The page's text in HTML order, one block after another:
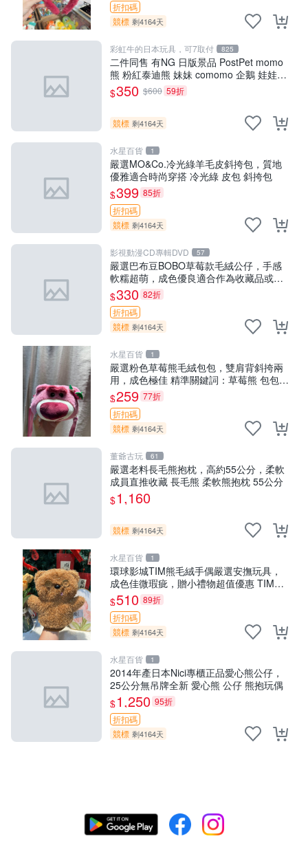
折扣碼
競標 剩4164天
彩虹牛的日本玩具，可7取付 825
二件同售 有NG 日版景品 PostPet momo
熊 粉紅泰迪熊 妹妹 comomo 企鵝 娃娃
布偶 手指頭 娃娃
$350 $600 59折
競標 剩4164天
水星百貨 1
嚴選MO&Co.冷光綠羊毛皮斜挎包，質地
優雅適合時尚穿搭 冷光綠 皮包 斜挎包
$399 85折
折扣碼
競標 剩4164天
影視動漫CD專輯DVD 57
嚴選巴布豆BOBO草莓款毛絨公仔，手感
軟糯超萌，成色優良適合作為收藏品或包
包配飾。可視頻確認詳情。 巴布豆 BOBO
草莓 毛絨公仔 收藏 包配飾
$330 82折
折扣碼
競標 剩4164天
水星百貨 1
嚴選粉色草莓熊毛絨包包，雙肩背斜挎兩
用，成色極佳 精準關鍵詞：草莓熊 包包
毛絨
$259 77折
折扣碼
競標 剩4164天
董爺古玩 61
嚴選老料長毛熊抱枕，高約55公分，柔軟
成員直推收藏 長毛熊 柔軟熊抱枕 55公分
$1,160
競標 剩4164天
水星百貨 1
環球影城TIM熊毛絨手偶嚴選安撫玩具，
成色佳微瑕疵，贈小禮物超值優惠 TIM熊
毛絨手偶 安撫 toy 嚴選
$510 89折
折扣碼
競標 剩4164天
水星百貨 1
2014年產日本Nici專櫃正品愛心熊公仔，
25公分無吊牌全新 愛心熊 公仔 熊抱玩偶
$1,250 95折
折扣碼
競標 剩4164天